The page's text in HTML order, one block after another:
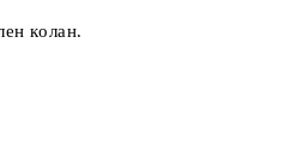
колан.